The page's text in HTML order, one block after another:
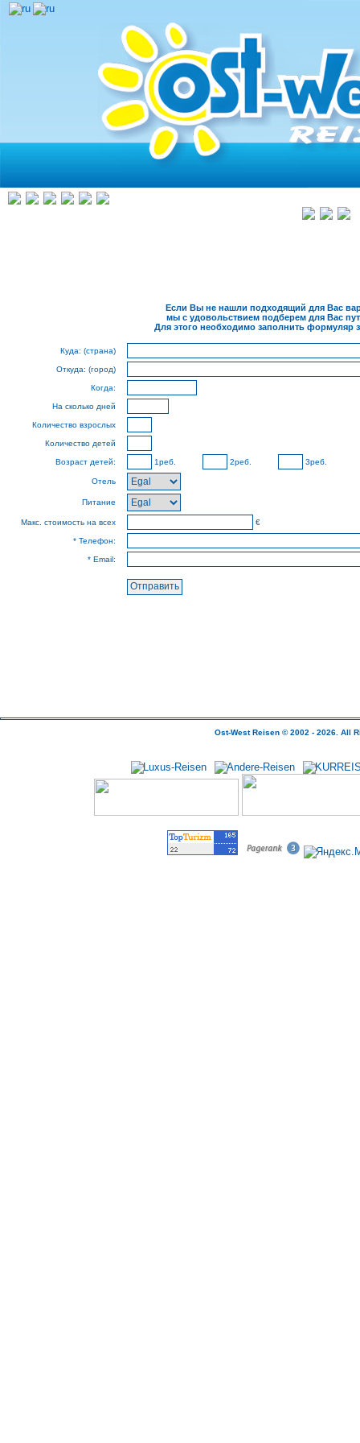
Если Вы не нашли подходящий для Вас
мы с удовольствием подберем для Вас
Для этого необходимо заполнить формуляр
Куда: (страна)
Откуда: (город)
Когда:
На сколько дней
Количество взрослых
Количество детей
Возраст детей: 1реб. 2реб. 3реб.
Отель
Питание
Макс. стоимость на всех €
* Телефон:
* Email:
Ost-West Reisen © 2002 - 2026.All